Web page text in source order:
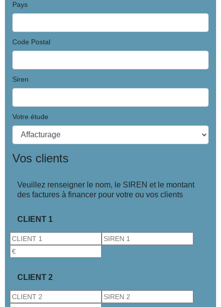
Pays
Code Postal
Siren
Votre étude
Vos clients
Veuillez renseigner le nom, le SIREN et le montant
des factures à financer pour votre ou vos clients
CLIENT 1
CLIENT 2